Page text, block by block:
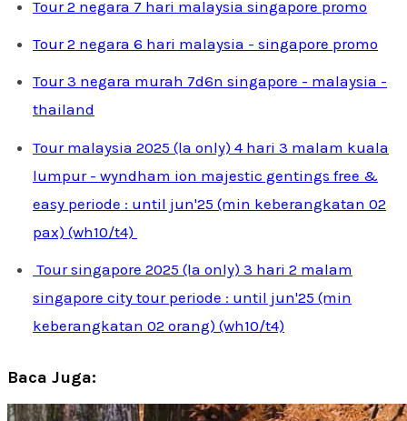
Tour 2 negara 7 hari malaysia singapore promo
Tour 2 negara 6 hari malaysia - singapore promo
Tour 3 negara murah 7d6n singapore - malaysia -
thailand
Tour malaysia 2025 (la only) 4 hari 3 malam kuala
lumpur - wyndham ion majestic gentings free &
easy periode : until jun'25 (min keberangkatan 02
pax) (wh10/t4)
Tour singapore 2025 (la only) 3 hari 2 malam
singapore city tour periode : until jun'25 (min
keberangkatan 02 orang) (wh10/t4)
Baca Juga: